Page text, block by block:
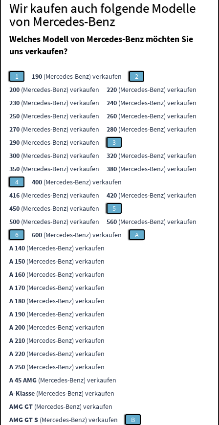
Wir kaufen auch folgende Modelle
von Mercedes-Benz
Welches Modell von Mercedes-Benz möchten Sie
uns verkaufen?
1 190 (Mercedes-Benz) verkaufen
2
200 (Mercedes-Benz) verkaufen 220 (Mercedes-Benz) verkaufen
230 (Mercedes-Benz) verkaufen 240 (Mercedes-Benz) verkaufen
250 (Mercedes-Benz) verkaufen 260 (Mercedes-Benz) verkaufen
270 (Mercedes-Benz) verkaufen 280 (Mercedes-Benz) verkaufen
290 (Mercedes-Benz) verkaufen
3
300 (Mercedes-Benz) verkaufen 320 (Mercedes-Benz) verkaufen
350 (Mercedes-Benz) verkaufen 380 (Mercedes-Benz) verkaufen
4
400 (Mercedes-Benz) verkaufen
416 (Mercedes-Benz) verkaufen 420 (Mercedes-Benz) verkaufen
450 (Mercedes-Benz) verkaufen
5
500 (Mercedes-Benz) verkaufen 560 (Mercedes-Benz) verkaufen
6
600 (Mercedes-Benz) verkaufen
A
A 140 (Mercedes-Benz) verkaufen
A 150 (Mercedes-Benz) verkaufen
A 160 (Mercedes-Benz) verkaufen
A 170 (Mercedes-Benz) verkaufen
A 180 (Mercedes-Benz) verkaufen
A 190 (Mercedes-Benz) verkaufen
A 200 (Mercedes-Benz) verkaufen
A 210 (Mercedes-Benz) verkaufen
A 220 (Mercedes-Benz) verkaufen
A 250 (Mercedes-Benz) verkaufen
A 45 AMG (Mercedes-Benz) verkaufen
A-Klasse (Mercedes-Benz) verkaufen
AMG GT (Mercedes-Benz) verkaufen
AMG GT S (Mercedes-Benz) verkaufen
B